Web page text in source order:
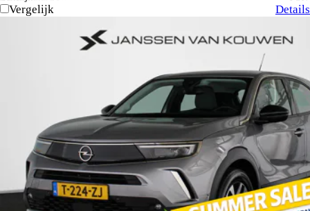
Vergelijk Details